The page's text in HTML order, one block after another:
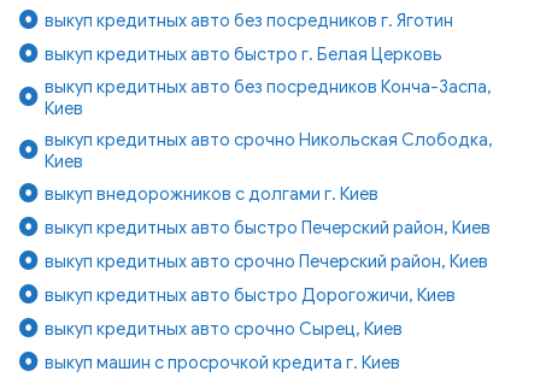
выкуп кредитных авто без посредников г. Яготин
выкуп кредитных авто быстро г. Белая Церковь
выкуп кредитных авто без посредников Конча-Заспа,
Киев
выкуп кредитных авто срочно Никольская Слободка,
Киев
выкуп внедорожников с долгами г. Киев
выкуп кредитных авто быстро Печерский район, Киев
выкуп кредитных авто срочно Печерский район, Киев
выкуп кредитных авто быстро Дорогожичи, Киев
выкуп кредитных авто срочно Сырец, Киев
выкуп машин с просрочкой кредита г. Киев